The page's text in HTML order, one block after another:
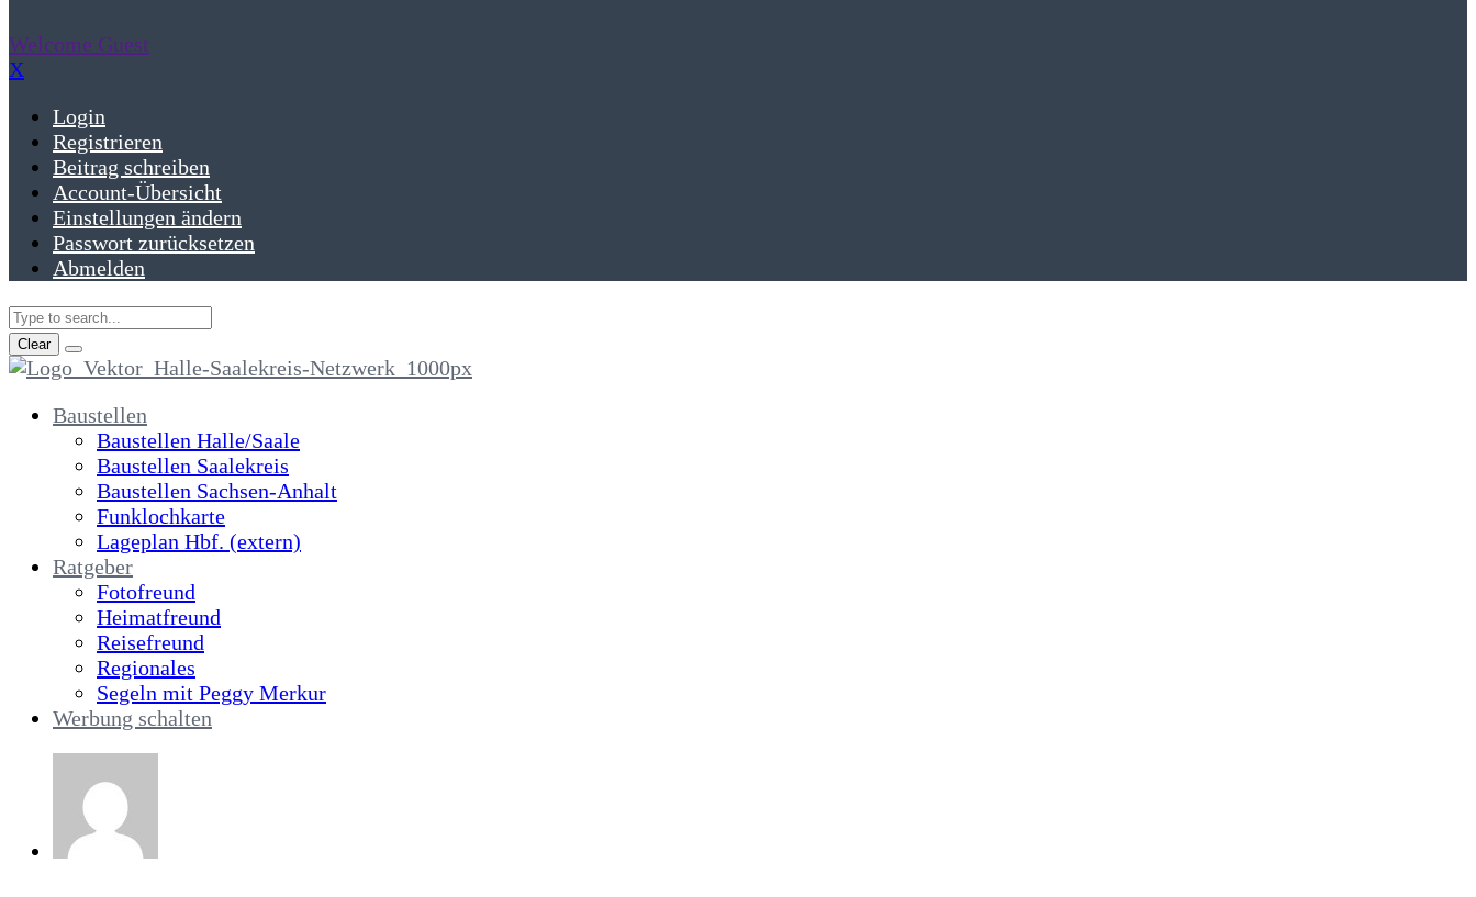
Welcome Guest
X
Login
Registrieren
Beitrag schreiben
Account-Übersicht
Einstellungen ändern
Passwort zurücksetzen
Abmelden
Clear
Baustellen
Baustellen Halle/Saale
Baustellen Saalekreis
Baustellen Sachsen-Anhalt
Funklochkarte
Lageplan Hbf. (extern)
Ratgeber
Fotofreund
Heimatfreund
Reisefreund
Regionales
Segeln mit Peggy Merkur
Werbung schalten